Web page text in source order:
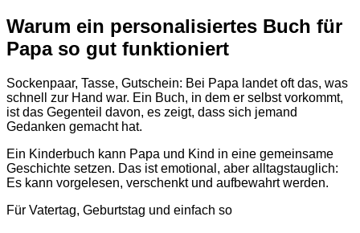
Warum ein personalisiertes Buch für
Papa so gut funktioniert
Sockenpaar, Tasse, Gutschein: Bei Papa landet oft das, was
schnell zur Hand war. Ein Buch, in dem er selbst vorkommt,
ist das Gegenteil davon, es zeigt, dass sich jemand
Gedanken gemacht hat.
Ein Kinderbuch kann Papa und Kind in eine gemeinsame
Geschichte setzen. Das ist emotional, aber alltagstauglich:
Es kann vorgelesen, verschenkt und aufbewahrt werden.
Für Vatertag, Geburtstag und einfach so